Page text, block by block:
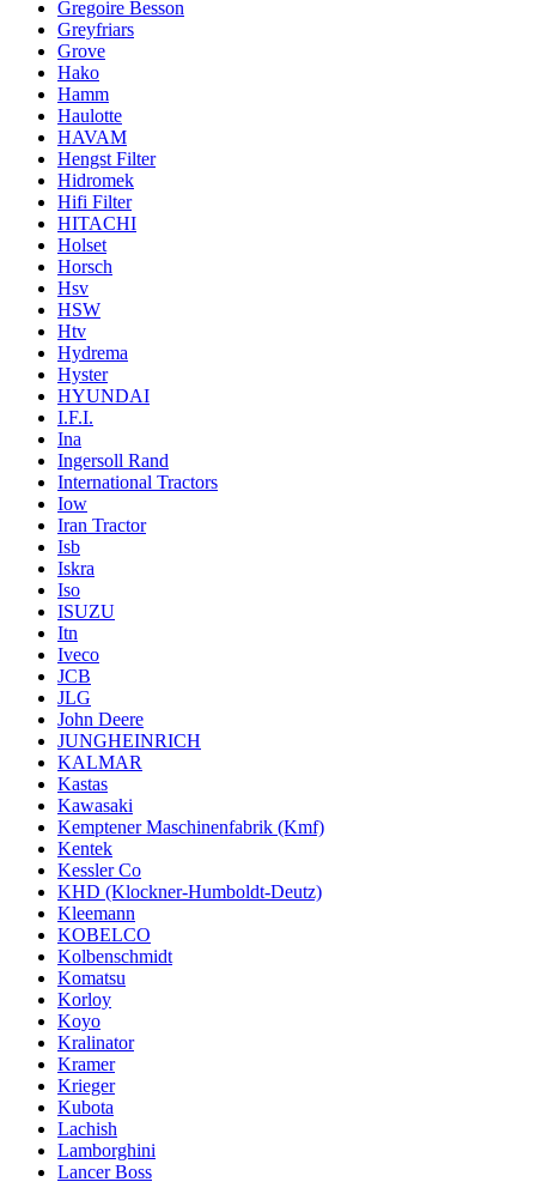
Gregoire Besson
Greyfriars
Grove
Hako
Hamm
Haulotte
HAVAM
Hengst Filter
Hidromek
Hifi Filter
HITACHI
Holset
Horsch
Hsv
HSW
Htv
Hydrema
Hyster
HYUNDAI
I.F.I.
Ina
Ingersoll Rand
International Tractors
Iow
Iran Tractor
Isb
Iskra
Iso
ISUZU
Itn
Iveco
JCB
JLG
John Deere
JUNGHEINRICH
KALMAR
Kastas
Kawasaki
Kemptener Maschinenfabrik (Kmf)
Kentek
Kessler Co
KHD (Klockner-Humboldt-Deutz)
Kleemann
KOBELCO
Kolbenschmidt
Komatsu
Korloy
Koyo
Kralinator
Kramer
Krieger
Kubota
Lachish
Lamborghini
Lancer Boss